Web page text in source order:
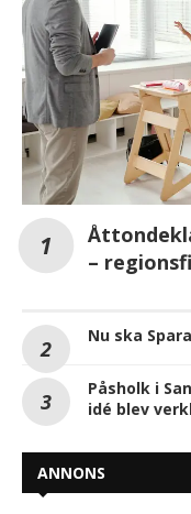
–
Nu ska
Påsholk i
idé blev
ANNONS